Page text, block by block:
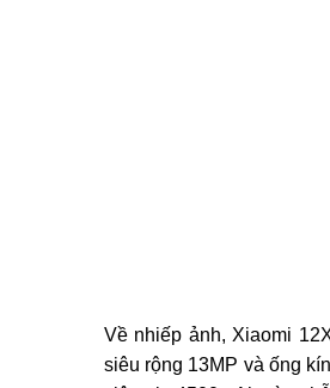
Về nhiếp ảnh, Xiaomi
siêu rộng 13MP và ống